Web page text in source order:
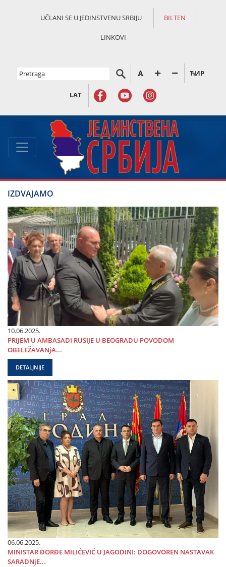
UČLANI SE U JEDINSTVENU SRBIJU BILTEN
LINKOVI
ЋИР
LAT
IZDVAJAMO
10.06.2025.
PRIЈEM U AMBASADI RUSIЈE U BEOGRADU POVODOM
OBELEŽAVANjA...
DETALJNIJE
06.06.2025.
MINISTAR ĐORĐE MILIĆEVIĆ U ЈAGODINI: DOGOVOREN NASTAVAK
SARADNjE...